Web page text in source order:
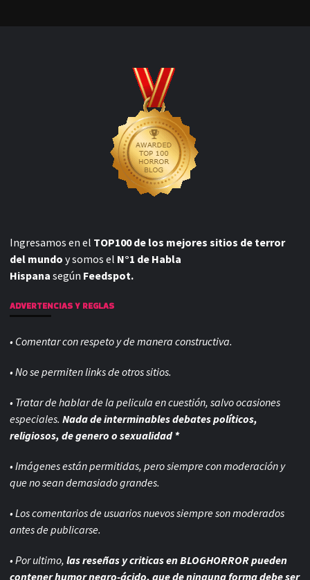
Ingresamos en el TOP100 de los mejores sitios de terror
del mundo y somos el N°1 de Habla
Hispana según Feedspot.
ADVERTENCIAS Y REGLAS
• Comentar con respeto y de manera constructiva.
• No se permiten links de otros sitios.
• Tratar de hablar de la pelicula en cuestión, salvo ocasiones
especiales. Nada de interminables debates políticos,
religiosos, de genero o sexualidad *
• Imágenes están permitidas, pero siempre conmoderación y
que no sean demasiado grandes.
• Los comentarios de usuarios nuevos siempre son moderados
antes de publicarse.
• Por ultimo, las reseñas y criticas en BLOGHORROR pueden
contener humor negro-ácido, que de ninguna forma debe ser